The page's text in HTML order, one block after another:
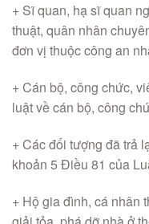
+ Sĩ quan, hạ sĩ quan
thuật, quân nhân
đơn vị thuộc công an
+ Cán bộ, công chức,
luật về cán bộ, công
+ Các đối tượng đã trả
khoản 5 Điều 81 của
+ Hộ gia đình, cá nhân